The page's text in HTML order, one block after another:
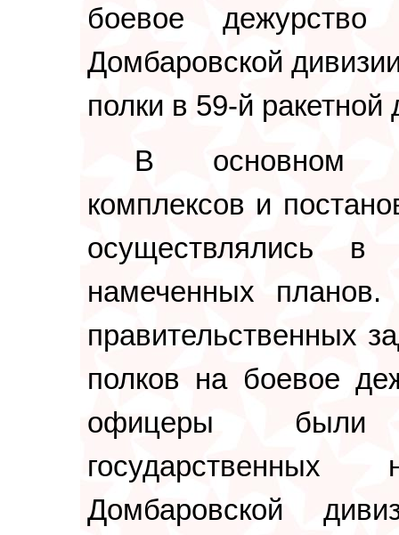
боевое
Домбаровской
полки в 59-й ракетной
В основном
комплексов и
осуществлялись
намеченных
правительственных
полков на боевое
офицеры были
Домбаровской